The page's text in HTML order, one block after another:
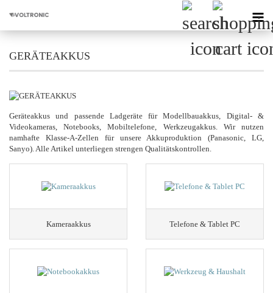
GERÄTEAKKUS
Geräteakkus und passende Ladgeräte für Modellbauakkus, Digital- &
Videokameras, Notebooks, Mobiltelefone, Werkzeugakkus. Wir nutzen
namhafte Klasse-A-Zellen für unsere Akkuproduktion (Panasonic, LG,
Sanyo). Alle Artikel unterliegen strengen Qualitätskontrollen.
Kameraakkus Telefone & Tablet PC